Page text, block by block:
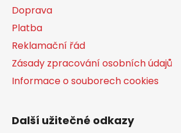
Doprava
Platba
Reklamační řád
Zásady zpracování osobních údajů
Informace o souborech cookies
Další užitečné odkazy